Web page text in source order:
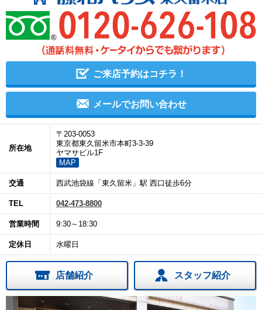
ご来店予約はコチラ！
メールでお問い合わせ
所在地
〒203-0053
東京都東久留米市本町3-3-39
ヤマサビル1F
MAP
交通 西武池袋線「東久留米」駅 西口徒歩6分
TEL 042-473-8800
営業時間 9:30～18:30
定休日 水曜日
店舗紹介 スタッフ紹介